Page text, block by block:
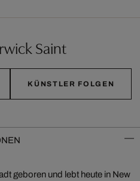
Saint
KÜNSTLER FOLGEN
geboren und lebt heute in New